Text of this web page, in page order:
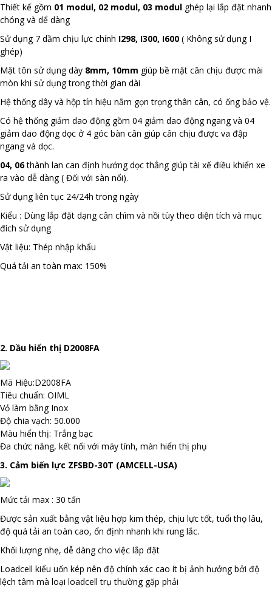
Thiết kế gồm 01 modul, 02 modul, 03 modul ghép lại lắp đặt nhanh
chóng và dể dàng
Sử dụng 7 dầm chịu lực chính I298, I300, I600 ( Không sử dụng I
ghép)
Mặt tôn sử dụng dày 8mm, 10mm giúp bề mặt cân chịu được mài
mòn khi sử dụng trong thời gian dài
Hệ thống dây và hộp tín hiệu nằm gọn trọng thân cân, có ống bảo vệ.
Có hệ thống giảm dao động gồm 04 giảm dao động ngang và 04
giảm dao động dọc ở 4 góc bàn cân giúp cân chịu được va đập
ngang và dọc.
04, 06thành lan can định hướng dọc thẳng giúp tài xế điều khiển xe
ra vào dễ dàng ( Đối với sàn nổi).
Sử dụng liên tục 24/24h trong ngày
Kiểu : Dùng lắp đặt dạng cân chìm và nồi tùy theo diện tích và mục
đích sử dụng
Vật liệu: Thép nhập khẩu
Quá tải an toàn max: 150%
2. Dầu hiển thị D2008FA
Mã Hiệu:D2008FA
Tiêu chuẩn: OIML
Vỏ làm bằng Inox
Độ chia vạch: 50.000
Màu hiển thị: Trắng bạc
Đa chức năng, kết nối với máy tính, màn hiển thị phụ
3. Cảm biến lực ZFSBD-30T (AMCELL-USA)
Mức tải max : 30 tấn
Được sản xuất bằng vật liệu hợp kim thép, chịu lực tốt, tuổi thọ lâu,
độ quá tải an toàn cao, ổn định nhanh khi rung lắc.
Khối lượng nhẹ, dễ dàng cho việc lắp đặt
Loadcell kiểu uốn kép nên độ chính xác cao ít bị ảnh hưởng bởi độ
lệch tâm mà loại loadcell trụ thường gặp phải